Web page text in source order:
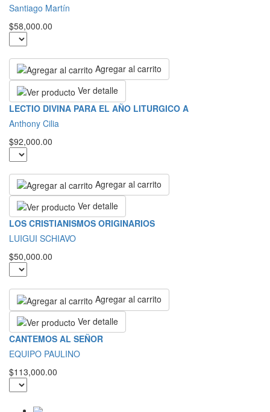
Santiago Martín
$58,000.00
Agregar al carrito
Ver detalle
LECTIO DIVINA PARA EL AÑO LITURGICO A
Anthony Cilia
$92,000.00
Agregar al carrito
Ver detalle
LOS CRISTIANISMOS ORIGINARIOS
LUIGUI SCHIAVO
$50,000.00
Agregar al carrito
Ver detalle
CANTEMOS AL SEÑOR
EQUIPO PAULINO
$113,000.00